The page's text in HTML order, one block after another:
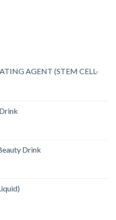
AGENT (STEM CELL-
Drink